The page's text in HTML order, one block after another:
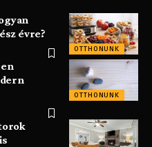
OTTHONUNK
évre?
OTTHONUNK